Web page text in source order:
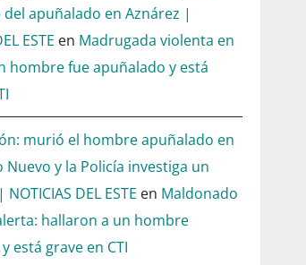
del apuñalado en Aznárez |
ESTE en Madrugada violenta en
hombre fue apuñalado y está
murió el hombre apuñalado en
Nuevo y la Policía investiga un
DEL ESTE en Maldonado
hallaron a un hombre
está grave en CTI